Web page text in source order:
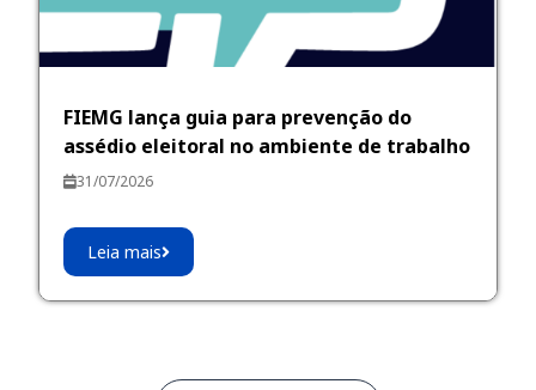
FIEMG lança guia para prevenção do
assédio eleitoral no ambiente de trabalho
31/07/2026
Leia mais